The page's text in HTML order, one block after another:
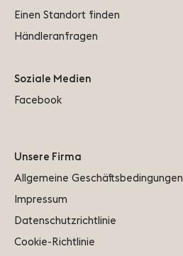
Einen Standort finden
Händleranfragen
Soziale Medien
Facebook
Unsere Firma
Allgemeine Geschäftsbedingungen
Impressum
Datenschutzrichtlinie
Cookie-Richtlinie